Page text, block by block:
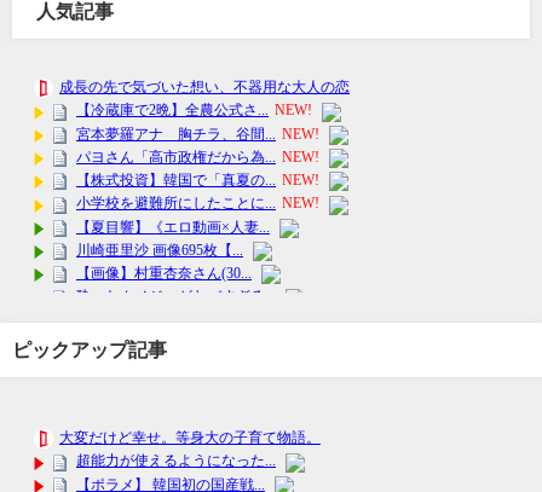
人気記事
ピックアップ記事